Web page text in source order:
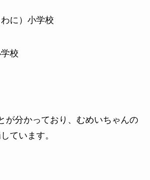
に）小学校
校
が分かっており、むめいちゃんの
ています。